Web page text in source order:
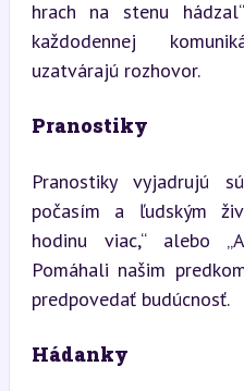
hrach na stenu
každodennej
uzatvárajú rozhovor.
Pranostiky
Pranostiky vyjadrujú
počasím a ľudským
hodinu viac,“ alebo
Pomáhali našim
predpovedať budúcnosť.
Hádanky